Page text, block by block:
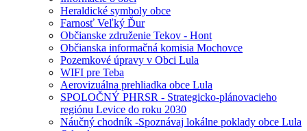
Heraldické symboly obce
Farnosť Veľký Ďur
Občianske združenie Tekov - Hont
Občianska informačná komisia Mochovce
Pozemkové úpravy v Obci Lula
WIFI pre Teba
Aerovizuálna prehliadka obce Lula
SPOLOČNÝ PHRSR - Strategicko-plánovacieho
regiónu Levice do roku 2030
Náučný chodník -Spoznávaj lokálne poklady obce Lula